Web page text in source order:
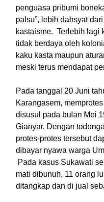
penguasa pribumi
palsu”, lebih dahsyat
kastaisme. Terlebih lagi
tidak berdaya oleh
kaku kasta maupun
meski terus mendapat
Pada tanggal 20 Juni
Karangasem,
disusul pada bulan Mei
Gianyar. Dengan
protes-protes tersebut
dibayar nyawa warga
Pada kasus Sukawati
mati dibunuh, 11 orang
ditangkap dan di jual